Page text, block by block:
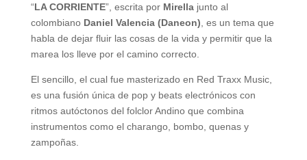
“LA CORRIENTE”, escrita por Mirellajunto al
colombianoDaniel Valencia (Daneon) , es un tema que
habla de dejar fluir las cosas de la vida y permitir que la
marea los lleve por el camino correcto.
El sencillo, el cual fue masterizado en Red Traxx Music,
es una fusión única de pop y beats electrónicos con
ritmos autóctonos del folclor Andino que combina
instrumentos como el charango, bombo, quenas y
zampoñas.